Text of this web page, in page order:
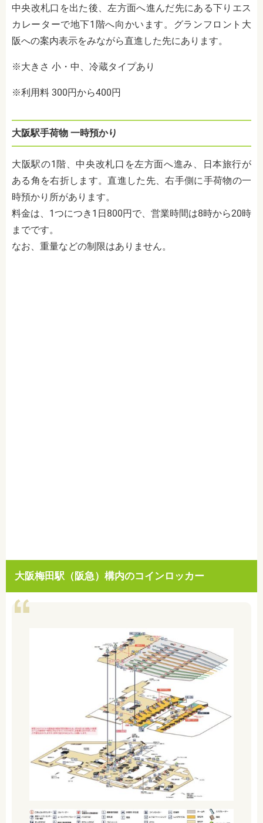
中央改札口を出た後、左方面へ進んだ先にある下りエス
カレーターで地下1階へ向かいます。グランフロント大
阪への案内表示をみながら直進した先にあります。
※大きさ 小・中、冷蔵タイプあり
※利用料 300円から400円
大阪駅手荷物 一時預かり
大阪駅の1階、中央改札口を左方面へ進み、日本旅行が
ある角を右折します。直進した先、右手側に手荷物の一
時預かり所があります。
料金は、1つにつき1日800円で、営業時間は8時から20時
までです。
なお、重量などの制限はありません。
大阪梅田駅（阪急）構内のコインロッカー